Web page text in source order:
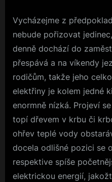
Vycházejme z
nebude pořizovat
denně dochází do
přespává a na víkendy
rodičům, takže jeho
elektřiny je kolem jedné
enormně nízká. Projeví
topí dřevem v krbu či
ohřev teplé vody
docela odlišné pozici se
respektive spíše
elektrickou energií,